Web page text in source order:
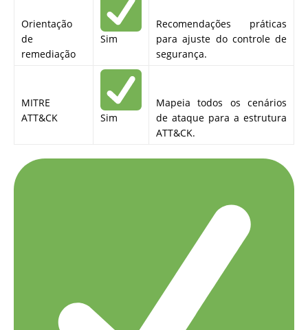
Orientação
de
remediação
Sim
Recomendações práticas
para ajuste do controle de
segurança.
MITRE
ATT&CK
Sim
Mapeia todos os cenários
de ataque para a estrutura
ATT&CK.